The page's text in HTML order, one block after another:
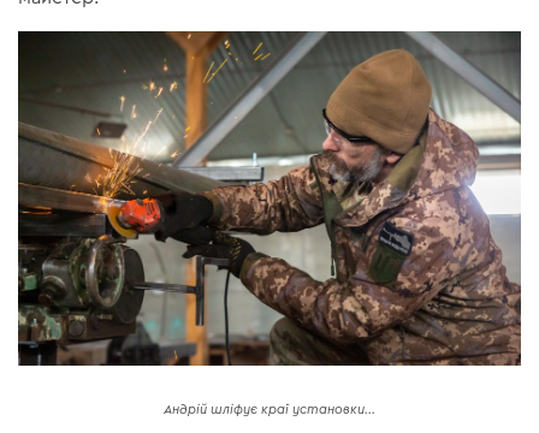
Андрій шліфує краї установки...